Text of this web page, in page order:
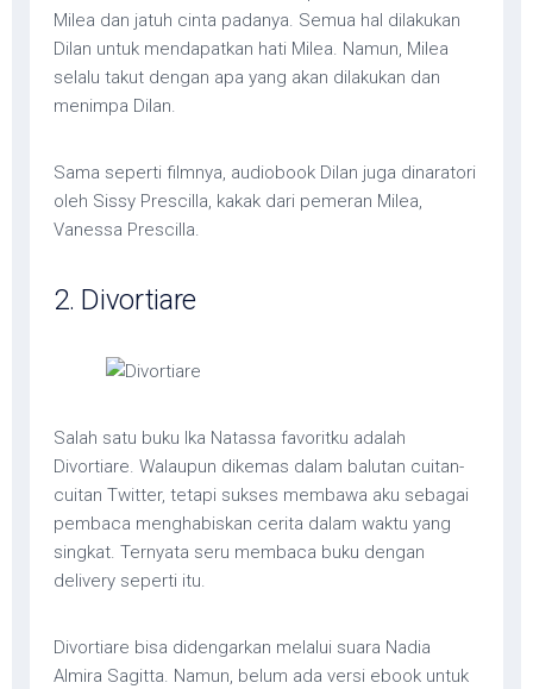
Milea dan jatuh cinta padanya. Semua hal dilakukan
Dilan untuk mendapatkan hati Milea. Namun, Milea
selalu takut dengan apa yang akan dilakukan dan
menimpa Dilan.
Sama seperti filmnya, audiobook Dilan juga dinaratori
oleh Sissy Prescilla, kakak dari pemeran Milea,
Vanessa Prescilla.
2. Divortiare
Salah satu buku Ika Natassa favoritku adalah
Divortiare. Walaupun dikemas dalam balutan cuitan-
cuitan Twitter, tetapi sukses membawa aku sebagai
pembaca menghabiskan cerita dalam waktu yang
singkat. Ternyata seru membaca buku dengan
delivery seperti itu.
Divortiare bisa didengarkan melalui suara Nadia
Almira Sagitta. Namun, belum ada versi ebook untuk